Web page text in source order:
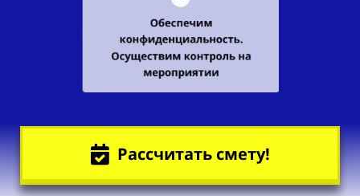
Рассчитать смету!